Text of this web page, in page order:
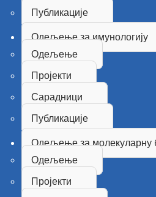
Публикације
Одељење за имунологију
Одељење
Пројекти
Сарадници
Публикације
Одељење за молекуларну
Одељење
Пројекти